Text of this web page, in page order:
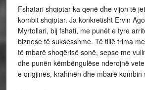
Fshatari shqiptar ka qenë dhe vijon të
kombit shqiptar. Ja konkretisht Ervin
Myrtollari, bij fshati, me punët e tyre
biznese të suksesshme. Të tillë trima
të mbarë shoqërisë sonë, sepse me
dhe punën këmbëngulëse nderojnë
e origjinës, krahinën dhe mbarë kombin